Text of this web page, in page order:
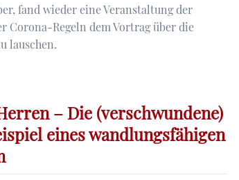
fand wieder eine Veranstaltung der
Corona-Regeln dem Vortrag über die
lauschen.
– Die (verschwundene)
eines wandlungsfähigen